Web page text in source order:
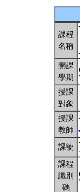
課程
名稱
開課
學期
授課
對象
授課
教師
課號
課程
識別
碼